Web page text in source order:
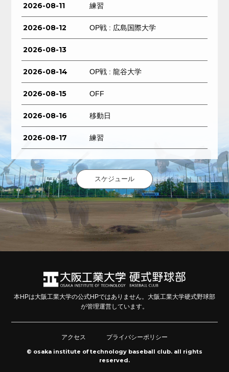
2026-08-11 練習
2026-08-12 OP戦 : 広島国際大学
2026-08-13
2026-08-14 OP戦 : 龍谷大学
2026-08-15 OFF
2026-08-16 移動日
2026-08-17 練習
スケジュール
本HPは大阪工業大学の公式HPではありません。大阪工業大学硬式野球部
が管理運営しています。
アクセス
プライバシーポリシー
© osaka institute of technology baseball club. all rights
reserved.